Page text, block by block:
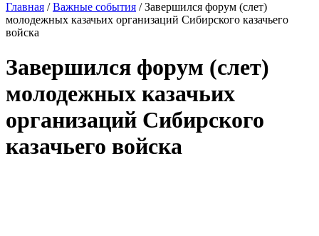
Главная / Важные события / Завершился форум (слет)
молодежных казачьих организаций Сибирского казачьего
войска
Завершился форум (слет)
молодежных казачьих
организаций Сибирского
казачьего войска